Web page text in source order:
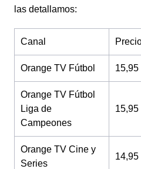
las detallamos:
Canal
Orange TV Fútbol 15,95
Orange TV Fútbol
Liga de
Campeones
15,95
Orange TV Cine y
Series
14,95